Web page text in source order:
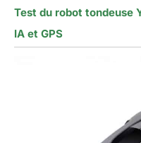
Test du robot tondeuse
IA et GPS